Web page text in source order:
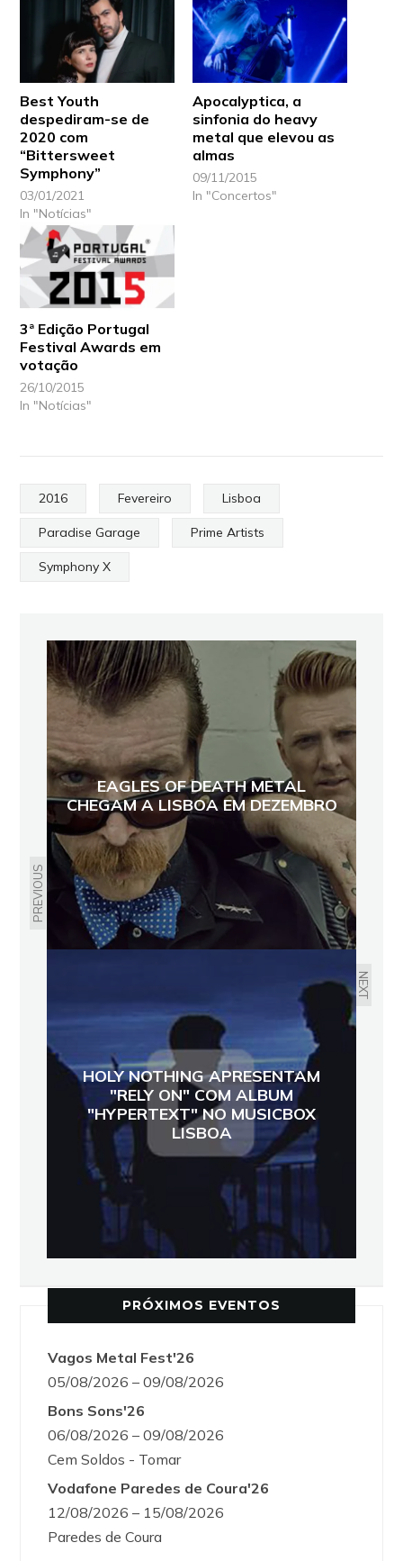
Best Youth
despediram-se de
2020 com
“Bittersweet
Symphony”
03/01/2021
In "Notícias"
Apocalyptica, a
sinfonia do heavy
metal que elevou as
almas
09/11/2015
In "Concertos"
3ª Edição Portugal
Festival Awards em
votação
26/10/2015
In "Notícias"
2016 Fevereiro Lisboa
Paradise Garage Prime Artists
Symphony X
PREVIOUS
EAGLES OF DEATH METAL
CHEGAM A LISBOA EM DEZEMBRO
NEXT
HOLY NOTHING APRESENTAM
"RELY ON" COM ALBUM
"HYPERTEXT" NO MUSICBOX
LISBOA
PRÓXIMOS EVENTOS
Vagos Metal Fest'26
05/08/2026 – 09/08/2026
Bons Sons'26
06/08/2026 – 09/08/2026
Cem Soldos - Tomar
Vodafone Paredes de Coura'26
12/08/2026 – 15/08/2026
Paredes de Coura